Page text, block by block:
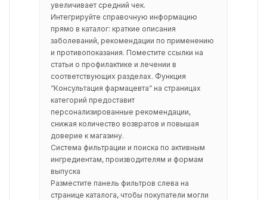
увеличивает средний чек.
Интегрируйте справочную информацию
прямо в каталог: краткие описания
заболеваний, рекомендации по применению
и противопоказания. Поместите ссылки на
статьи о профилактике и лечении в
соответствующих разделах. Функция
“Консультация фармацевта” на страницах
категорий предоставит
персонализированные рекомендации,
снижая количество возвратов и повышая
доверие к магазину.
Система фильтрации и поиска по активным
ингредиентам, производителям и формам
выпуска
Разместите панель фильтров слева на
странице каталога, чтобы покупатели могли